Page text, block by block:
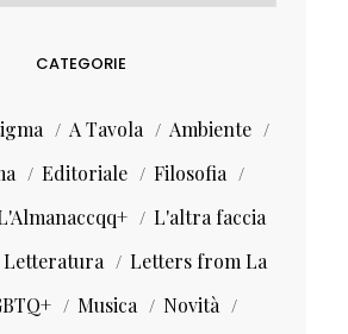
CATEGORIE
A Tavola
Ambiente
Editoriale
Filosofia
L'altra faccia
Letteratura
Letters from La
Musica
Novità